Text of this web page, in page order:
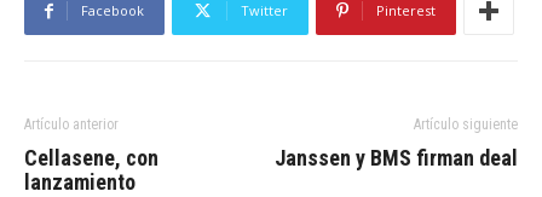
Facebook Twitter Pinterest
Artículo anterior
Cellasene, con
lanzamiento
Artículo siguiente
Janssen y BMS firman deal